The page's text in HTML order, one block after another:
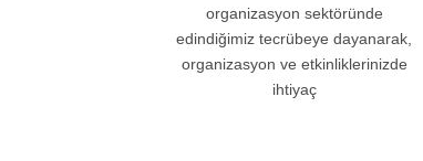
organizasyon sektöründe
edindiğimiz tecrübeye dayanarak,
organizasyon ve etkinliklerinizde
ihtiyaç